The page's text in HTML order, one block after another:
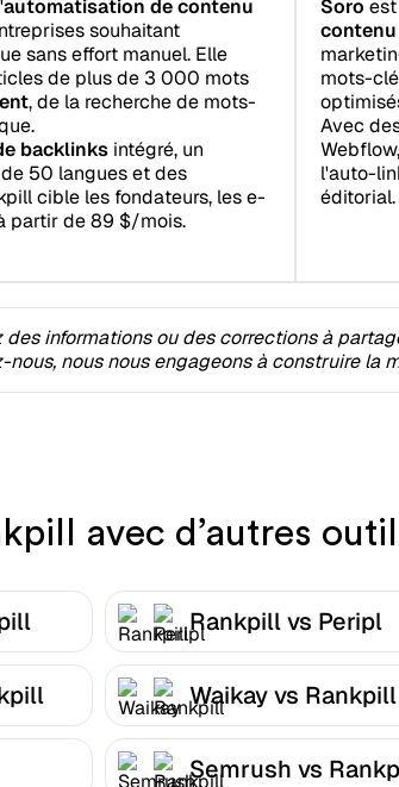
automatisation de contenu
souhaitant
sans effort manuel. Elle
de plus de 3 000 mots
, de la recherche de mots-
backlinksintégré, un
50 langues et des
cible les fondateurs, les e-
partir de 89 $/mois.
Soro
mots-
Avec
l'auto-
des informations ou des corrections à
nous, nous nous engageons à construire la
avec d’autres
Rankpill vs Peripl
Waikay vs Rankpill
Semrush vs